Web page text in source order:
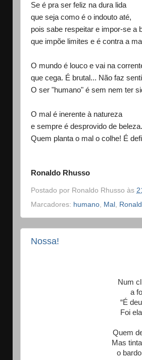
Se é pra ser feliz na dura lida
que seja como é o indouto até,
pois sabe respeitar e impor-se a
que impõe limites e é contra a
O mundo é louco e vai na
que cega. É brutal... Não faz
O ser "humano" é sem nem ter
O mal é inerente à natureza
e sempre é desprovido de
Quem planta o mal o colhe! É
Ronaldo Rhusso
Postado por Ronaldo Rhusso às
Marcadores: humano Mal
Nossa!
Num
a
“É
Foi
Quem
Mas
o